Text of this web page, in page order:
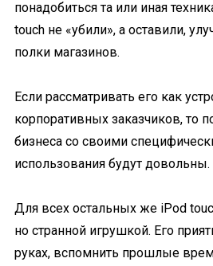
понадобиться та или иная
touch не «убили», а оставили,
полки магазинов.
Если рассматривать его как
корпоративных заказчиков, то
бизнеса со своими
использования будут довольны.
Для всех остальных же iPod
но странной игрушкой. Его
руках, вспомнить прошлые